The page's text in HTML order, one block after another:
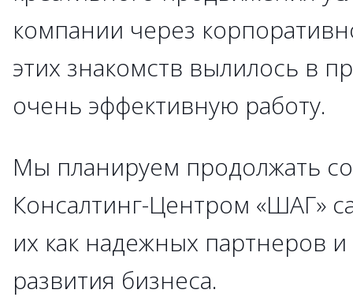
компании через
этих знакомств вылилось в
очень эффективную работу.
Мы планируем продолжать
Консалтинг-Центром «ШАГ»
их как надежных партнеров
развития бизнеса.